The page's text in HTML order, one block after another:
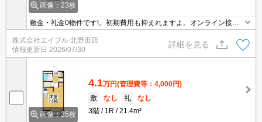
画像：23枚
敷金・礼金0物件です!。初期費用も抑えれますよ。オンライン接客
相談可。退去時修繕費27,500円。保証会社加入要(15,000円～)。サ
ポートシステム加入要1,650円/月。
株式会社エイブル 北野田店
情報更新日 2026/07/30
詳細を見る
画像：35枚
4.1万円(管理費等：4,000円)
敷
なし 礼
なし
3階
1R 21.4m²